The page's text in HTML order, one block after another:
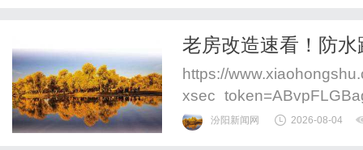
老房改造速看！防
https://
汾阳新闻网 2026-08-04